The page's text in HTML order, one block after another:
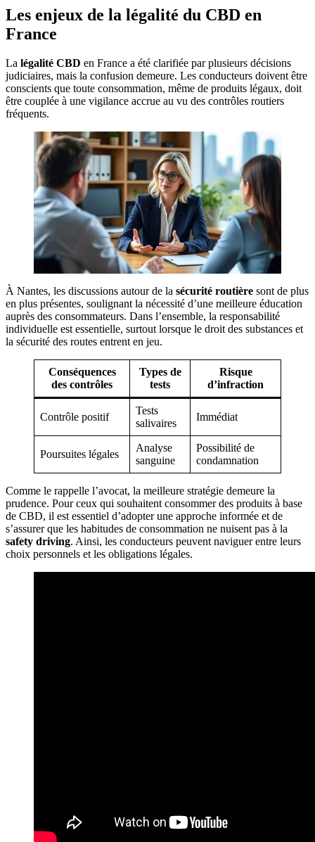
Les enjeux de la légalité du CBD en
France
La légalité CBD en France a été clarifiée par plusieurs décisions
judiciaires, mais la confusion demeure. Les conducteurs doivent être
conscients que toute consommation, même de produits légaux, doit
être couplée à une vigilance accrue au vu des contrôles routiers
fréquents.
À Nantes, les discussions autour de la sécurité routière sont de plus
en plus présentes, soulignant la nécessité d’une meilleure éducation
auprès des consommateurs. Dans l’ensemble, la responsabilité
individuelle est essentielle, surtout lorsque le droit des substances et
la sécurité des routes entrent en jeu.
Conséquences
des contrôles
Types de
tests
Risque
d’infraction
Contrôle positif
Tests
salivaires
Immédiat
Poursuites légales
Analyse
sanguine
Possibilité de
condamnation
Comme le rappelle l’avocat, la meilleure stratégie demeure la
prudence. Pour ceux qui souhaitent consommer des produits à base
de CBD, il est essentiel d’adopter une approche informée et de
s’assurer que les habitudes de consommation ne nuisent pas à la
safety driving. Ainsi, les conducteurs peuvent naviguer entre leurs
choix personnels et les obligations légales.